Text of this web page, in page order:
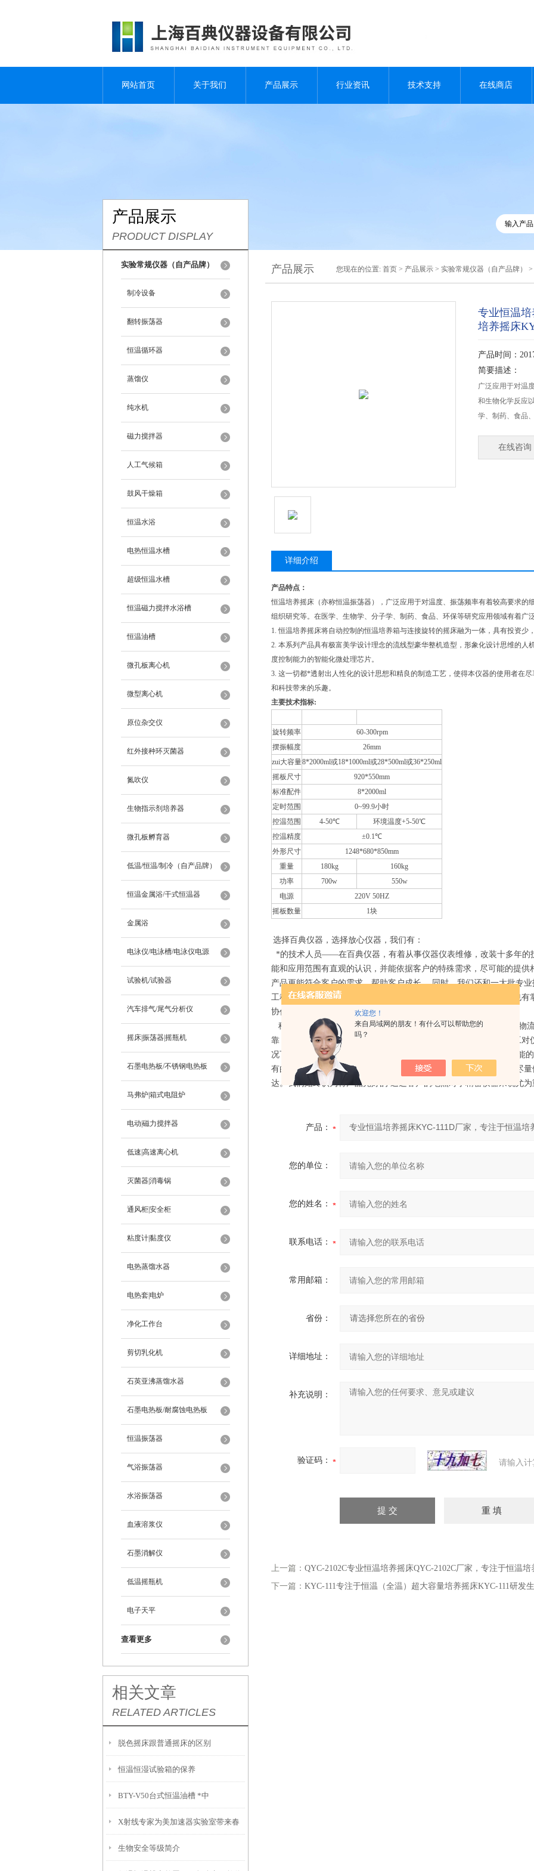
欢迎您！
来自局域网的朋友！有什么可以帮助您的
吗？
网站首页 关于我们 产品展示 行业资讯 技术支持 在线商店
产品展示
PRODUCT DISPLAY
实验常规仪器（自产品牌）
制冷设备
翻转振荡器
恒温循环器
蒸馏仪
纯水机
磁力搅拌器
人工气候箱
鼓风干燥箱
恒温水浴
电热恒温水槽
超级恒温水槽
恒温磁力搅拌水浴槽
恒温油槽
微孔板离心机
微型离心机
原位杂交仪
红外接种环灭菌器
氮吹仪
生物指示剂培养器
微孔板孵育器
低温/恒温/制冷（自产品牌）
恒温金属浴/干式恒温器
金属浴
电泳仪/电泳槽/电泳仪电源
试验机/试验器
汽车排气/尾气分析仪
摇床|振荡器|摇瓶机
石墨电热板/不锈钢电热板
马弗炉|箱式电阻炉
电动|磁力搅拌器
低速|高速离心机
灭菌器|消毒锅
通风柜|安全柜
粘度计|黏度仪
电热蒸馏水器
电热套|电炉
净化工作台
剪切乳化机
石英亚沸蒸馏水器
石墨电热板/耐腐蚀电热板
恒温振荡器
气浴振荡器
水浴振荡器
血液溶浆仪
石墨消解仪
低温摇瓶机
电子天平
查看更多
相关文章
RELATED ARTICLES
脱色摇床跟普通摇床的区别
恒温恒湿试验箱的保养
BTY-V50台式恒温油槽 *中
X射线专家为美加速器实验室带来春
风
生物安全等级简介
产品展示 您现在的位置: 首页 > 产品展示 > 实验常规仪器（自产品牌） >
专业恒温
培养摇床
产品时间：
简要描述：
广泛应用于对温
和生物化学反应
学、制药、食品
在线咨询
详细介绍
产品特点：
恒温培养摇床（亦称恒温振荡器），广泛应用于对温度、振荡频率有着较高要求的
组织研究等。在医学、生物学、分子学、制药、食品、环保等研究应用领域有着广
1. 恒温培养摇床将自动控制的恒温培养箱与连接旋转的摇床融为一体，具有投资少
2. 本系列产品具有极富美学设计理念的流线型豪华整机造型，形象化设计思维的
度控制能力的智能化微处理芯片。
3. 这一切都*透射出人性化的设计思想和精良的制造工艺，使得本仪器的使用者在
和科技带来的乐趣。
主要技术指标:
旋转频率
60-300rpm
摆振幅度
26mm
zui大容量8*2000ml或18*1000ml或28*500ml或36*250ml
摇板尺寸
920*550mm
标准配件
8*2000ml
定时范围
0~99.9小时
控温范围
4-50℃
环境温度+5-50℃
控温精度
±0.1℃
外形尺寸
1248*680*850mm
重量
180kg
160kg
功率
700w
550w
电源
220V 50HZ
摇板数量
1块
选择百典仪器 ，选择放心仪器，我们有：
*的技术人员——在百典仪器 ，有着从事仪器仪表维修，改装十多年
能和应用范围有直观的认识，并能依据客户的特殊需求，尽可能的提
产品更能符合客户的需求，帮助客户成长。 同时，我们还和一大批专
工程师专注与各个仪器仪表领域，他们中有中科院的高级工程师，也
协作，满足您在仪器方面的需求。
稳定*的物流部门——由 于精密仪器的特殊性。我们百典仪器选择物
靠，并有经验的物流供应商来负责运送。我们的物流配送部门的员工
况下应该采取合理的措施来预防您购买的恒温培养摇床KYC-111D可能
有的时候会需要几经辗转才能送达客户。 对于这种情况，我们也会尽
达。我们始终认为将产品完好的 送达客户的地点对于精密仪器来说尤
产品：
您的单位：
您的姓名：
联系电话：
常用邮箱：
省份：
详细地址：
补充说明：
验证码： 请输入
上一篇： QYC-2102C专业恒温培养摇床QYC-2102C厂家，专注于恒温
下一篇： KYC-111专注于恒温（全温）超大容量培养摇床KYC-111研发